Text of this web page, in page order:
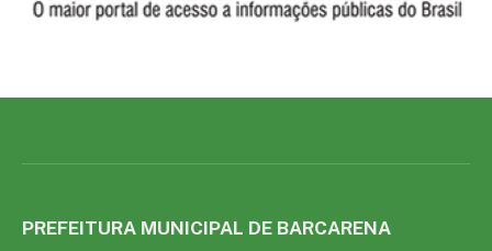
PREFEITURA MUNICIPAL DE BARCARENA